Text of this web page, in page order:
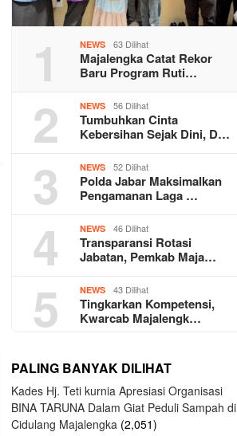
1 NEWS 63 Dilihat
Majalengka Catat Rekor
Baru Program Ruti…
2 NEWS 56 Dilihat
Tumbuhkan Cinta
Kebersihan Sejak Dini, D…
3 NEWS 52 Dilihat
Polda Jabar Maksimalkan
Pengamanan Laga …
4 NEWS 46 Dilihat
Transparansi Rotasi
Jabatan, Pemkab Maja…
5 NEWS 43 Dilihat
Tingkarkan Kompetensi,
Kwarcab Majalengk…
PALING BANYAK DILIHAT
Kades Hj. Teti kurnia Apresiasi Organisasi
BINA TARUNA Dalam Giat Peduli Sampah di
Cidulang Majalengka (2,051)